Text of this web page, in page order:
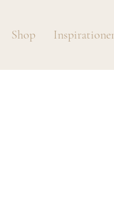
Shop